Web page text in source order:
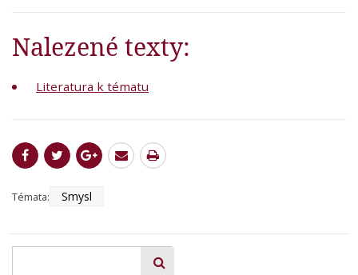
Nalezené texty:
Literatura k tématu
Témata: Smysl